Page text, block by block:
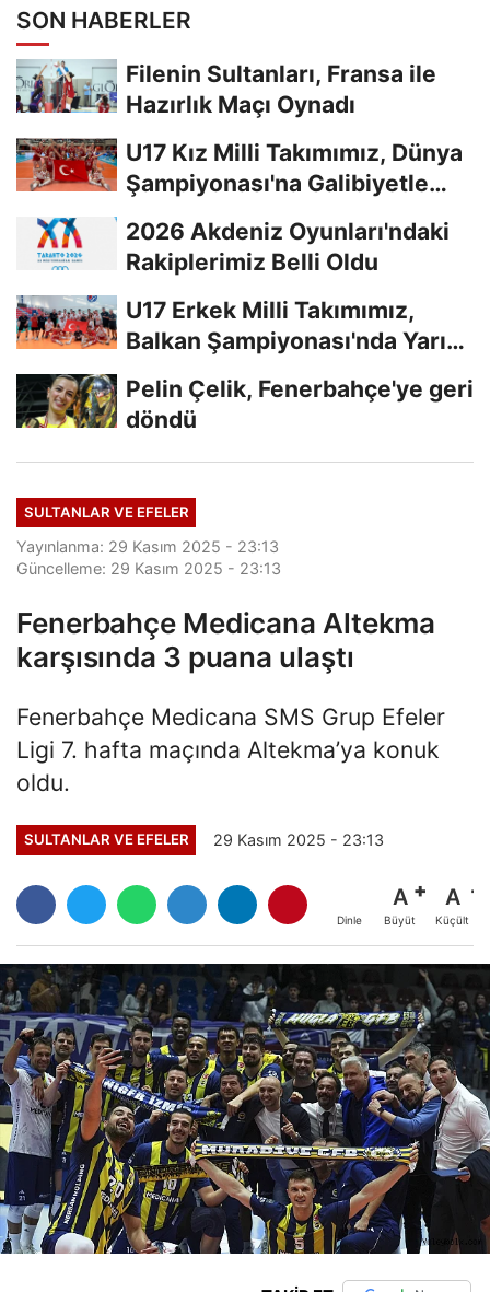
SON HABERLER
Filenin Sultanları, Fransa ile
Hazırlık Maçı Oynadı
U17 Kız Milli Takımımız, Dünya
Şampiyonası'na Galibiyetle
2026 Akdeniz Oyunları'ndaki
Rakiplerimiz Belli Oldu
U17 Erkek Milli Takımımız,
Balkan Şampiyonası'nda Yarı
Pelin Çelik, Fenerbahçe'ye geri
döndü
SULTANLAR VE EFELER
Yayınlanma: 29 Kasım 2025 - 23:13
Güncelleme: 29 Kasım 2025 - 23:13
Fenerbahçe Medicana Altekma
karşısında 3 puana ulaştı
Fenerbahçe Medicana SMS Grup Efeler
Ligi 7. hafta maçında Altekma’ya konuk
oldu.
SULTANLAR VE EFELER 29 Kasım 2025 - 23:13
Dinle
A
Büyüt
A
Küçült